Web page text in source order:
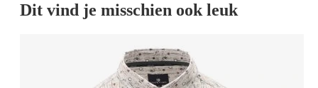
Dit vind je misschien ook leuk